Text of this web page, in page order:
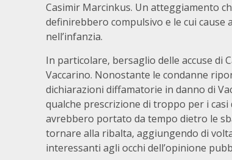
Casimir Marcinkus. Un atteggiamento
definirebbero compulsivo e le cui cause
nell’infanzia.
In particolare, bersaglio delle accuse di
Vaccarino. Nonostante le condanne
dichiarazioni diffamatorie in danno di
qualche prescrizione di troppo per i casi
avrebbero portato da tempo dietro le
tornare alla ribalta, aggiungendo di
interessanti agli occhi dell’opinione